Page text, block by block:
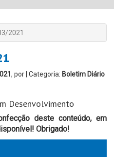
2021
, por | Categoria: Boletim Diário
Desenvolvimento
deste conteúdo, em
Obrigado!